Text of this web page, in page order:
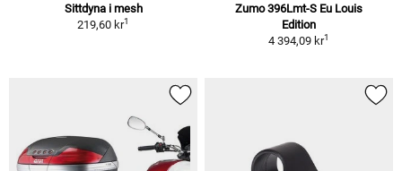
Sittdyna i mesh
219,60 kr1
Zumo 396Lmt-S Eu Louis
Edition
4 394,09 kr1